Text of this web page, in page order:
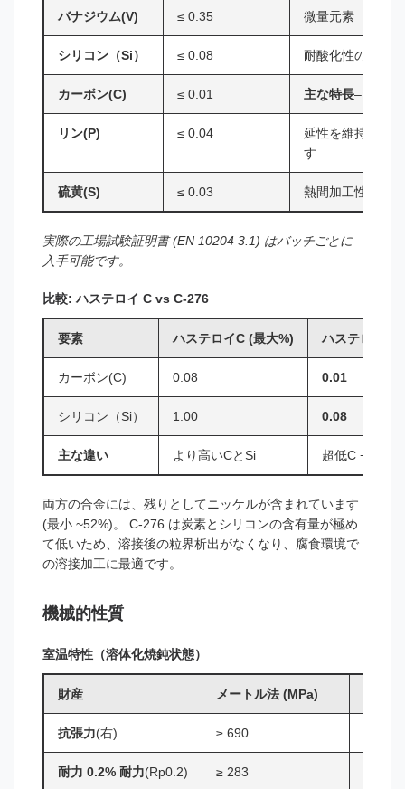
バナジウム(V) ≤ 0.35 微量元素
シリコン（Si） ≤ 0.08 耐酸化性の向上
カーボン(C) ≤ 0.01 主な特長– 粒界
リン(P) ≤ 0.04
延性を維持する
す
硫黄(S) ≤ 0.03 熱間加工性を制御
実際の工場試験証明書 (EN 10204 3.1) はバッチごとに
入手可能です。
比較: ハステロイ C vs C-276
要素 ハステロイC (最大%) ハステロイ
カーボン(C) 0.08 0.01
シリコン（Si） 1.00 0.08
主な違い より高いCとSi 超低C + Wに
両方の合金には、残りとしてニッケルが含まれています
(最小 ~52%)。 C-276 は炭素とシリコンの含有量が極め
て低いため、溶接後の粒界析出がなくなり、腐食環境で
の溶接加工に最適です。
機械的性質
室温特性（溶体化焼鈍状態）
財産 メートル法 (MPa)
抗張力(右) ≥ 690
耐力 0.2% 耐力(Rp0.2) ≥ 283